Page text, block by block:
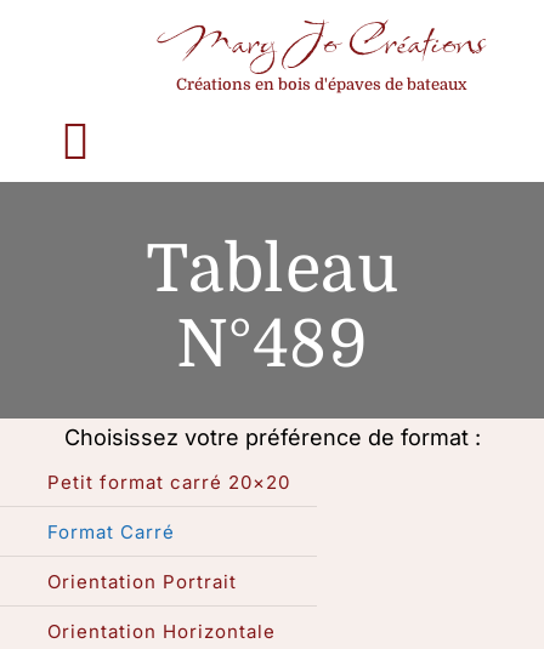
Mary Jo Créations
Créations en bois d'épaves de bateaux
Toggle
Navigation
Choisir son format
Expositions / Atelier
Tableau
N°489
Choisissez votre préférence de format :
Petit format carré 20×20
Format Carré
Orientation Portrait
Orientation Horizontale